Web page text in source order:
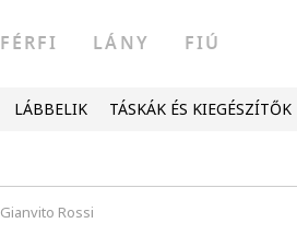
FÉRFI LÁNY FIÚ
LÁBBELIK TÁSKÁK ÉS KIEGÉSZÍTŐK
Gianvito Rossi